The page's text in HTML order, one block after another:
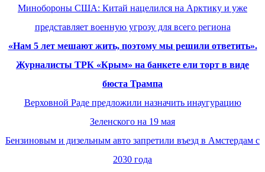
Минобороны США: Китай нацелился на Арктику и уже
представляет военную угрозу для всего региона
«Нам 5 лет мешают жить, поэтому мы решили ответить».
Журналисты ТРК «Крым» на банкете ели торт в виде
бюста Трампа
Верховной Раде предложили назначить инаугурацию
Зеленского на 19 мая
Бензиновым и дизельным авто запретили въезд в Амстердам с
2030 года